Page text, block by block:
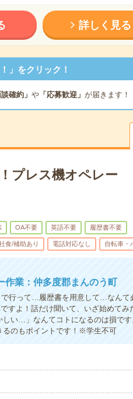
詳しく見る
」をクリック！
談確約」 や「応募歓迎」 が届きます！
プレス機オペレー
OA不要 英語不要 履歴書不要
食/補助あり 電話対応なし 自転車・
作業：仲多度郡まんのう町
で行って…履歴書を用意して…なんて
すよ！話だけ聞いて、いざ始めてみ
い…」なんてコトになるのは損です
るのもポイントです！※学生不可